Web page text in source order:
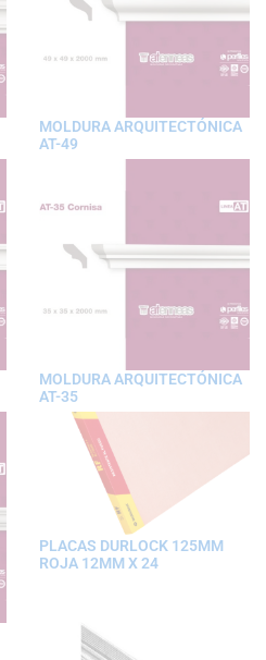
MOLDURA ARQUITECTÓNICA
AT-49
MOLDURA ARQUITECTÓNICA
AT-35
PLACAS DURLOCK 125MM
ROJA 12MM X 24